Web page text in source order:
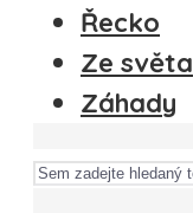
Řecko
Ze světa
Záhady